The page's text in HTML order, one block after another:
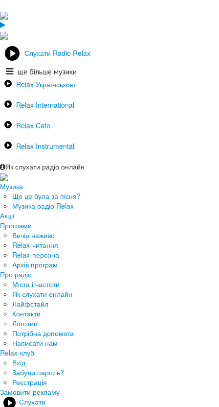
Слухати Radio Relax
ще більше музики
Relax Українською
Relax International
Relax Cafe
Relax Instrumental
Як слухати радіо онлайн
Музика
Що це була за пісня?
Музика радіо Relax
Акції
Програми
Вечір наживо
Relax-читання
Relax-персона
Архів програм
Про радіо
Міста і частоти
Як слухати онлайн
Лайфстайл
Контакти
Логотип
Потрібна допомога
Написати нам
Relax-клуб
Вхід
Забули пароль?
Реєстрація
Замовити рекламу
Слухати